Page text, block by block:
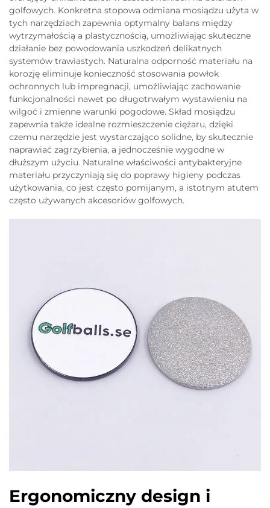
golfowych. Konkretna stopowa odmiana mosiądzu użyta w
tych narzędziach zapewnia optymalny balans między
wytrzymałością a plastycznością, umożliwiając skuteczne
działanie bez powodowania uszkodzeń delikatnych
systemów trawiastych. Naturalna odporność materiału na
korozję eliminuje konieczność stosowania powłok
ochronnych lub impregnacji, umożliwiając zachowanie
funkcjonalności nawet po długotrwałym wystawieniu na
wilgoć i zmienne warunki pogodowe. Skład mosiądzu
zapewnia także idealne rozmieszczenie ciężaru, dzięki
czemu narzędzie jest wystarczająco solidne, by skutecznie
naprawiać zagrzybienia, a jednocześnie wygodne w
dłuższym użyciu. Naturalne właściwości antybakteryjne
materiału przyczyniają się do poprawy higieny podczas
użytkowania, co jest często pomijanym, a istotnym atutem
często używanych akcesoriów golfowych.
Ergonomiczny design i